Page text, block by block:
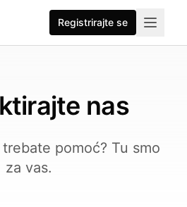
Registrirajte se
nas
pomoć? Tu smo
za vas.